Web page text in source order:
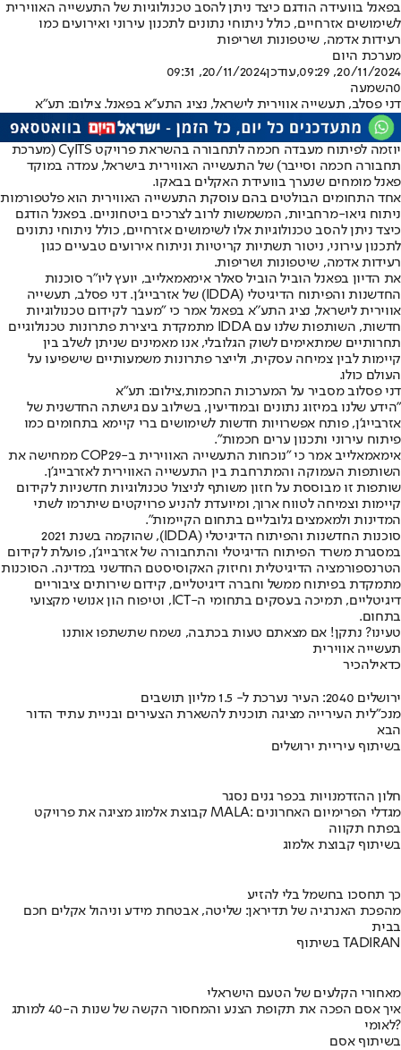
בפאנל בוועידה הודגם כיצד ניתן להסב טכנולוגיות של התעשייה האווירית
לשימושים אזרחיים, כולל ניתוחי נתונים לתכנון עירוני ואירועים כמו
רעידות אדמה, שיטפונות ושריפות
מערכת היום
20/11/2024, 09:29
,עודכן20/11/2024, 09:31
0השמעה
דני פסלב, תעשייה אווירית לישראל, נציג התע׳׳א בפאנל. צילום: תע"א
יוזמה לפיתוח מעבדה חכמה לתחבורה בהשראת פרויקט CyITS (מערכת
תחבורה חכמה וסייבר) של התעשייה האווירית בישראל, עמדה במוקד
פאנל מומחים שנערך בוועידת האקלים בבאקו.
אחד התחומים הבולטים בהם עוסקת התעשייה האווירית הוא פלטפורמות
ניתוח גיאו-מרחביות, המשמשות לרוב לצרכים ביטחוניים. בפאנל הודגם
כיצד ניתן להסב טכנולוגיות אלו לשימושים אזרחיים, כולל ניתוחי נתונים
לתכנון עירוני, ניטור תשתיות קריטיות וניתוח אירועים טבעיים כגון
רעידות אדמה, שיטפונות ושריפות.
את הדיון בפאנל הוביל הוביל סאלר אימאמאלייב, יועץ ליו"ר סוכנות
החדשנות והפיתוח הדיגיטלי (IDDA) של אזרבייג'ן. דני פסלב, תעשייה
אווירית לישראל, נציג התע׳׳א בפאנל אמר כי "מעבר לקידום טכנולוגיות
חדשות, השותפות שלנו עם IDDA מתמקדת ביצירת פתרונות טכנולוגיים
תחרותיים שמתאימים לשוק הגלובלי, אנו מאמינים שניתן לשלב בין
קיימות לבין צמיחה עסקית, ולייצר פתרונות משמעותיים שישפיעו על
העולם כולו.
דני פסלוב מסביר על המערכות החכמות,צילום: תע"א
"הידע שלנו במיזוג נתונים ובמודיעין, בשילוב עם גישתה החדשנית של
אזרבייג'ן, פותח אפשרויות חדשות לשימושים ברי קיימא בתחומים כמו
פיתוח עירוני ותכנון ערים חכמות".
אימאמאלייב אמר כי "נוכחות התעשייה האווירית ב-COP29 ממחישה את
השותפות העמוקה והמתרחבת בין התעשייה האווירית לאזרבייג'ן.
שותפות זו מבוססת על חזון משותף לניצול טכנולוגיות חדשניות לקידום
קיימות וצמיחה לטווח ארוך, ומיועדת להניע פרויקטים שיתרמו לשתי
המדינות ולמאמצים גלובליים בתחום הקיימות".
סוכנות החדשנות והפיתוח הדיגיטלי (IDDA), שהוקמה בשנת 2021
במסגרת משרד הפיתוח הדיגיטלי והתחבורה של אזרבייג'ן, פועלת לקידום
הטרנספורמציה הדיגיטלית וחיזוק האקוסיסטם החדשני במדינה. הסוכנות
מתמקדת בפיתוח ממשל וחברה דיגיטליים, קידום שירותים ציבוריים
דיגיטליים, תמיכה בעסקים בתחומי ה-ICT, וטיפוח הון אנושי מקצועי
בתחום.
טעינו? נתקן! אם מצאתם טעות בכתבה, נשמח שתשתפו אותנו
תעשייה אווירית
כדאילהכיר
ירושלים 2040: העיר נערכת ל- 1.5 מליון תושבים
מנכ"לית העירייה מציגה תוכנית להשארת הצעירים ובניית עתיד הדור
הבא
בשיתוף עיריית ירושלים
חלון ההזדמנויות בכפר גנים נסגר
קבוצת אלמוג מציגה את פרויקט MALA: מגדלי הפרימיום האחרונים
בפתח תקווה
בשיתוף קבוצת אלמוג
כך תחסכו בחשמל בלי להזיע
מהפכת האנרגיה של תדיראן: שליטה, אבטחת מידע וניהול אקלים חכם
בבית
בשיתוף TADIRAN
מאחורי הקלעים של הטעם הישראלי
איך אסם הפכה את תקופת הצנע והמחסור הקשה של שנות ה-40 למותג
לאומי?
בשיתוף אסם